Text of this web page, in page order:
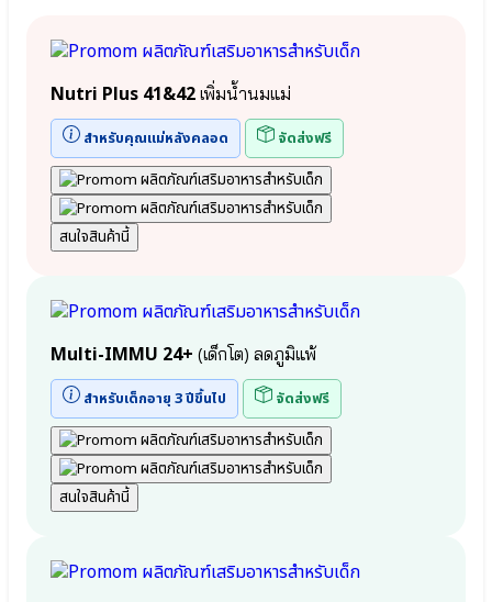
Nutri Plus 41&42 เพิ่มน้ำนมแม่
สำหรับคุณแม่หลังคลอด จัดส่งฟรี
สนใจสินค้านี้
Multi-IMMU 24+ (เด็กโต) ลดภูมิแพ้
สำหรับเด็กอายุ 3 ปีขึ้นไป จัดส่งฟรี
สนใจสินค้านี้